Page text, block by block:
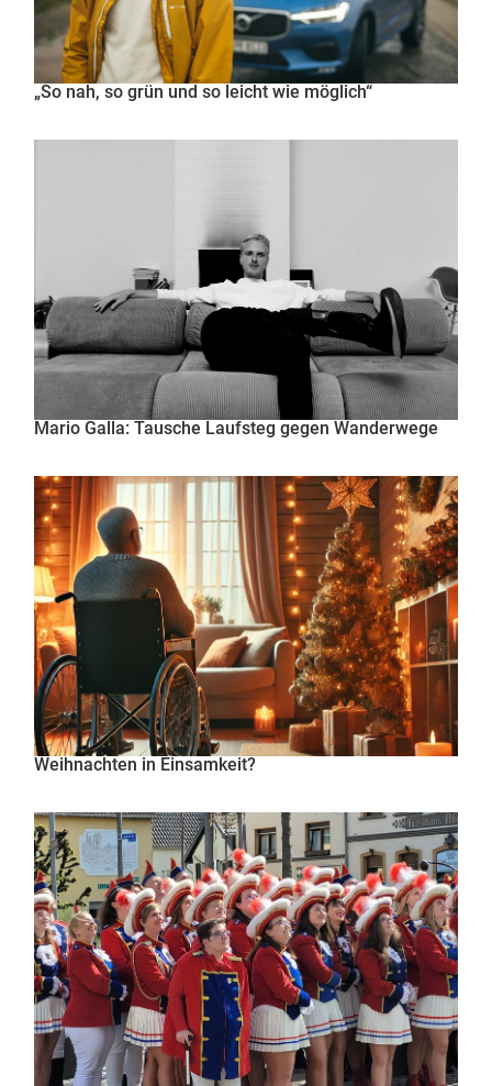
„So nah, so grün und so leicht wie möglich“
Mario Galla: Tausche Laufsteg gegen Wanderwege
Weihnachten in Einsamkeit?